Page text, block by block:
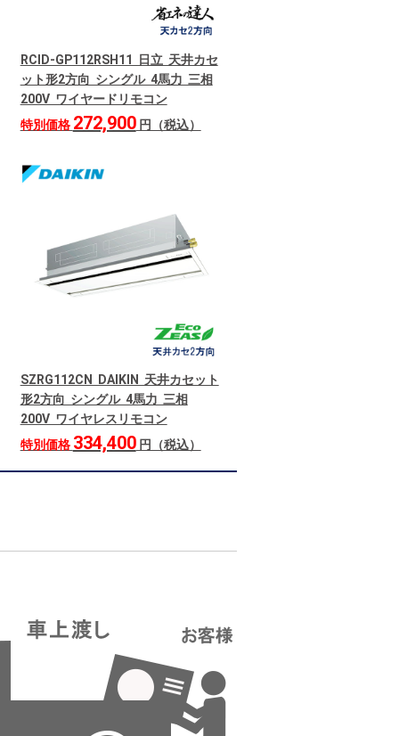
RCID-GP112RSH11 日立 天井カセ
ット形2方向 シングル 4馬力 三相
200V ワイヤードリモコン
特別価格 272,900円（税込）
SZRG112CN DAIKIN 天井カセット
形2方向 シングル 4馬力 三相
200V ワイヤレスリモコン
特別価格 334,400円（税込）